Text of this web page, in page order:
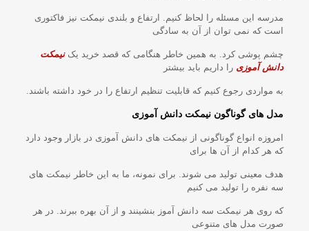
مدرسه این مسئله را لحاظ کنیم. ارتفاع و بلندی نیمکت نیز فاکتوری
است که نمی توان از آن به سادگی
چشم پوشی کرد. به همین خاطر هنگامی که قصد خرید یکنیمکت
دانش آموزی را داریم باید بیشتر
به مواردی رجوع کنیم که قابلیت تنظیم ارتفاع را در خود داشته باشند.
مدل های گوناگون نیمکت دانش آموزی
امروزه انواع گوناگونی از نیمکت های دانش آموزی در بازار وجود دارد
که هر کدام از آن ها برای
هدف معینی تولید می شوند. برای نمونه، ما به این خاطر نیمکت های
سه نفره را تولید می کنیم
که روی هر نیمکت سه دانش آموز بنشینند و از آن بهره ببرند. در هر
صورت مدل های متنوعی